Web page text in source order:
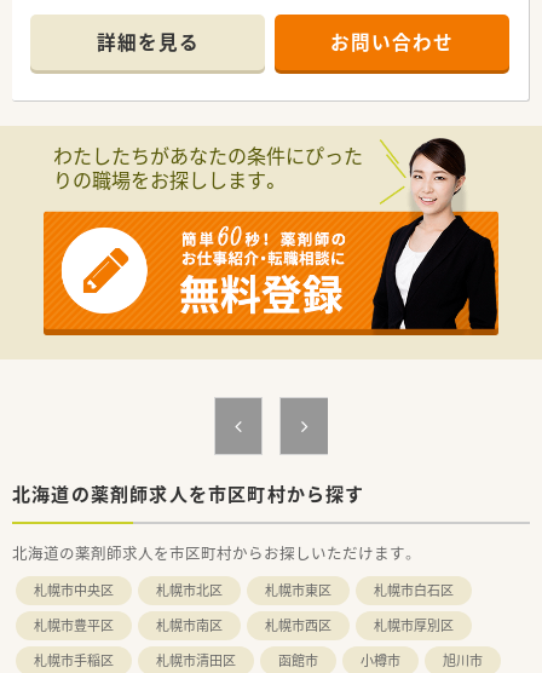
■第１類や要指導医薬品の販売は調剤室にて行っていますので、
OTC薬の知識を習得し、業務の幅を広げていくこともできます。
■安心安全の調剤システムを全店導入しています！
電子薬歴・薬袋発行機・散薬監査システム・レセプトコンピュータ
を高め薬剤師の負担を軽減できるシステムを全店に導入してい
ます。
■北海道に本社を置く大手ドラッグストアチェーンです。
売上はグループ全体で4,000億円超、店舗数も1,200店舗超、子
会社含むグループ全体では2,000店舗超の以上東証プライム上場
企業で、福利厚生は業界内でもトップクラスの水準です。
■お客様にとって一番身近なトータルヘルスケアステーション
を目指しています。
■育児時短制度の利用者は200名以上！社員のプライベートを支
■多彩な教育システム！
教育体制に関しては「新入社員研修」の他に基礎固めの「薬剤
ための通信教育等、豊富な研修システムがあります。
詳細を見る お問い合わせ
わたしたちがあなたの条件にぴった
りの職場をお探しします。
北海道の薬剤師求人を市区町村から探す
北海道の薬剤師求人を市区町村からお探しいただけます。
札幌市中央区 札幌市北区 札幌市東区
札幌市白石区
札幌市豊平区
札幌市南区 札幌市西区
札幌市厚別区
札幌市手稲区
札幌市清田区 函館市 小樽市 旭川市